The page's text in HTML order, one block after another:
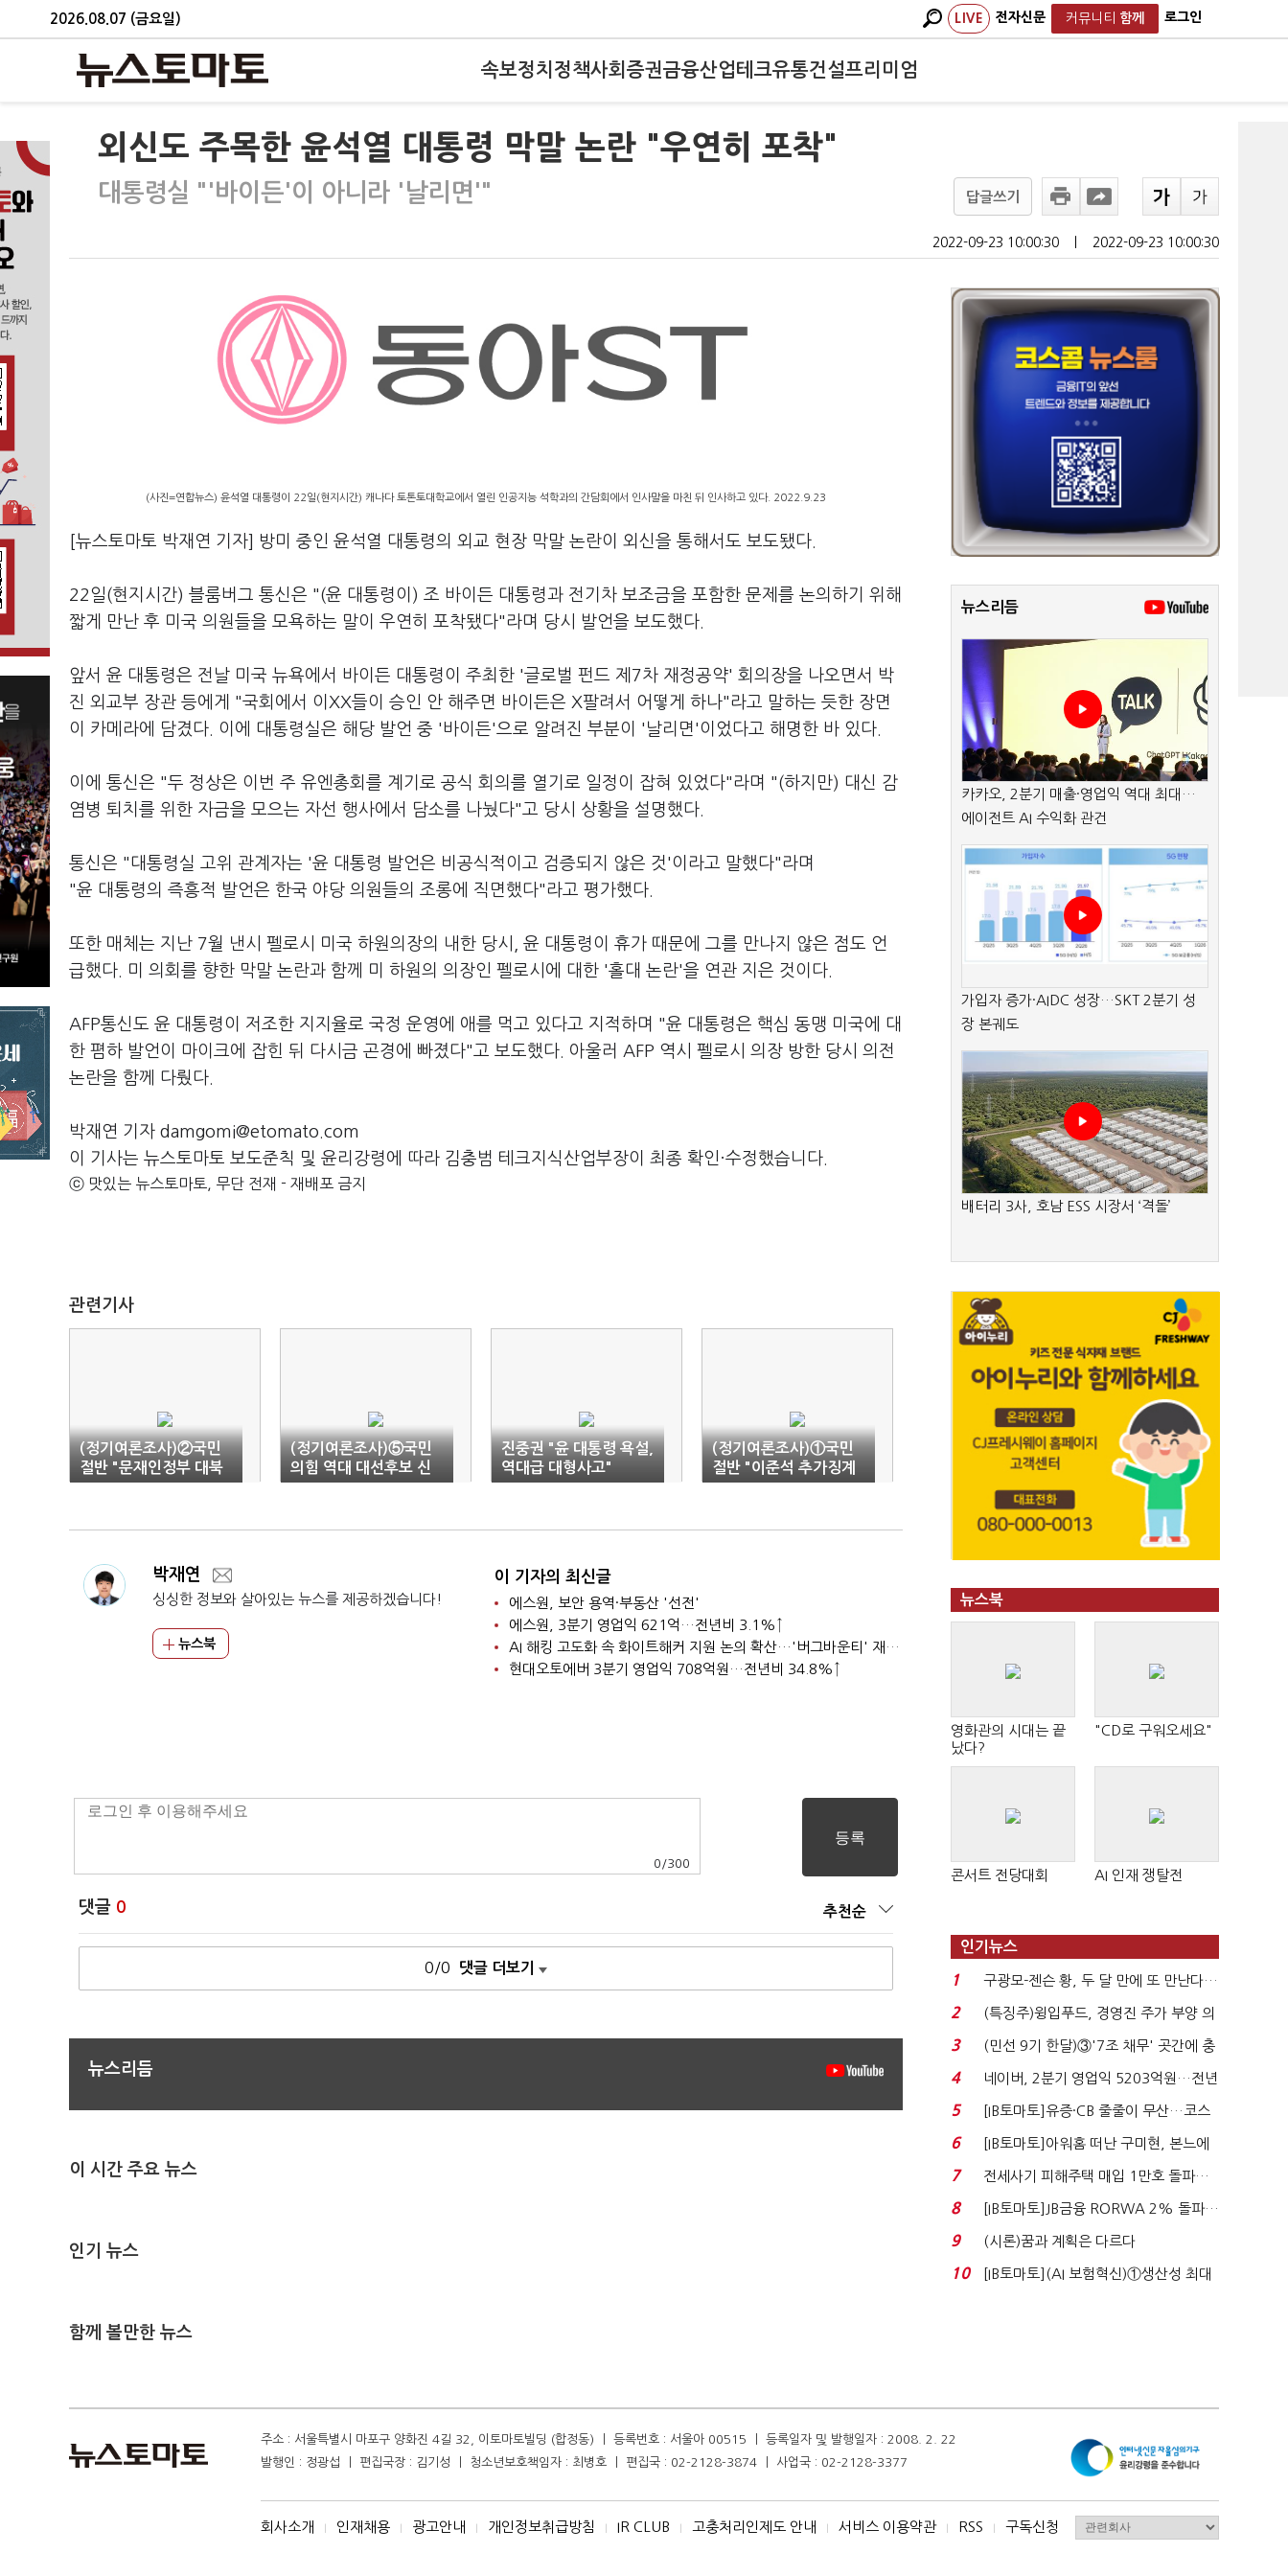
2026.08.07 (금요일) LIVE 전자신문 커뮤니티 함께 로그인
속보정치 정책사회 증권금융산업테크유통건설프리미엄
외신도 주목한 윤석열 대통령 막말 논란 "우연히 포착"
대통령실 "'바이든'이 아니라 '날리면'" 답글쓰기
2022-09-23 10:00:30 2022-09-23 10:00:30
(사진=연합뉴스) 윤석열 대통령이 22일(현지시간) 캐나다 토톤토대학교에서 열린 인공지능 석학과의 간담회에서 인사말을 마친 뒤 인사하고 있다. 2022.9.23
[뉴스토마토 박재연 기자] 방미 중인 윤석열 대통령의 외교 현장 막말 논란이 외신을 통해서도 보도됐다.
22일(현지시간) 블룸버그 통신은 "(윤 대통령이) 조 바이든 대통령과 전기차 보조금을 포함한 문제를 논의하기 위해
짧게 만난 후 미국 의원들을 모욕하는 말이 우연히 포착됐다"라며 당시 발언을 보도했다.
앞서 윤 대통령은 전날 미국 뉴욕에서 바이든 대통령이 주최한 '글로벌 펀드 제7차 재정공약' 회의장을 나오면서 박
진 외교부 장관 등에게 "국회에서 이XX들이 승인 안 해주면 바이든은 X팔려서 어떻게 하나"라고 말하는 듯한 장면
이 카메라에 담겼다. 이에 대통령실은 해당 발언 중 '바이든'으로 알려진 부분이 '날리면'이었다고 해명한 바 있다.
이에 통신은 "두 정상은 이번 주 유엔총회를 계기로 공식 회의를 열기로 일정이 잡혀 있었다"라며 "(하지만) 대신 감
염병 퇴치를 위한 자금을 모으는 자선 행사에서 담소를 나눴다"고 당시 상황을 설명했다.
통신은 "대통령실 고위 관계자는 '윤 대통령 발언은 비공식적이고 검증되지 않은 것'이라고 말했다"라며
"윤 대통령의 즉흥적 발언은 한국 야당 의원들의 조롱에 직면했다"라고 평가했다.
또한 매체는 지난 7월 낸시 펠로시 미국 하원의장의 내한 당시, 윤 대통령이 휴가 때문에 그를 만나지 않은 점도 언
급했다. 미 의회를 향한 막말 논란과 함께 미 하원의 의장인 펠로시에 대한 '홀대 논란'을 연관 지은 것이다.
AFP통신도 윤 대통령이 저조한 지지율로 국정 운영에 애를 먹고 있다고 지적하며 "윤 대통령은 핵심 동맹 미국에 대
한 폄하 발언이 마이크에 잡힌 뒤 다시금 곤경에 빠졌다"고 보도했다. 아울러 AFP 역시 펠로시 의장 방한 당시 의전
논란을 함께 다뤘다.
박재연 기자 damgomi@etomato.com
이 기사는 뉴스토마토 보도준칙 및 윤리강령에 따라 김충범 테크지식산업부장이 최종 확인·수정했습니다.
ⓒ 맛있는 뉴스토마토, 무단 전재 - 재배포 금지
관련기사
(정기여론조사)②국민
절반 "문재인정부 대북
정책 선호"
(정기여론조사)⑤국민
의힘 역대 대선후보 신
뢰도는?…김영삼·윤석
진중권 "윤 대통령 욕설,
역대급 대형사고"
(정기여론조사)①국민
절반 "이준석 추가징계
반대"…대통령·여당 지
박재연
싱싱한 정보와 살아있는 뉴스를 제공하겠습니다!
뉴스북
이 기자의 최신글
에스원, 보안 용역·부동산 '선전'
에스원, 3분기 영업익 621억…전년비 3.1%↑
AI 해킹 고도화 속 화이트해커 지원 논의 확산…'버그바운티' 재조명
현대오토에버 3분기 영업익 708억원…전년비 34.8%↑
0 /300
댓글 0 추천순
0/0 댓글 더보기
뉴스리듬
이 시간 주요 뉴스
인기 뉴스
함께 볼만한 뉴스
뉴스리듬
카카오, 2분기 매출·영업익 역대 최대…
에이전트 AI 수익화 관건
가입자 증가·AIDC 성장…SKT 2분기 성
장 본궤도
배터리 3사, 호남 ESS 시장서 ‘격돌’
뉴스북
영화관의 시대는 끝
났다?
"CD로 구워오세요"
콘서트 전당대회 AI 인재 쟁탈전
인기뉴스
1
구광모-젠슨 황, 두 달 만에 또 만난다…
로봇·AI 등 논...
2
(특징주)윙입푸드, 경영진 주가 부양 의
지에 상한가...
3
(민선 9기 한달)③'7조 채무' 곳간에 충
격…추미애, 20년...
4
네이버, 2분기 영업익 5203억원…전년
비 0.2% 감소...
5
[IB토마토]유증·CB 줄줄이 무산…코스
닥 벌점 급증에 ...
6
[IB토마토]아워홈 떠난 구미현, 본느에
340억 베팅…가...
7
전세사기 피해주택 매입 1만호 돌파…
누적 피해자 4만2...
8
[IB토마토]JB금융 RORWA 2% 돌파…
실적 견인은 은행 ...
9 (시론)꿈과 계획은 다르다
10
[IB토마토](AI 보험혁신)①생산성 최대
주소 : 서울특별시 마포구 양화진 4길 32, 이토마토빌딩 (합정동) ㅣ 등록번호 : 서울아 00515 ㅣ 등록일자 및 발행일자 : 2008. 2. 22
발행인 : 정광섭 ㅣ 편집국장 : 김기성 ㅣ 청소년보호책임자 : 최병호 ㅣ 편집국 : 02-2128-3874 ㅣ 사업국 : 02-2128-3377
회사소개 I 인재채용 I 광고안내 I 개인정보취급방침 I IR CLUB I 고충처리인제도 안내 I 서비스 이용약관 I RSS I 구독신청